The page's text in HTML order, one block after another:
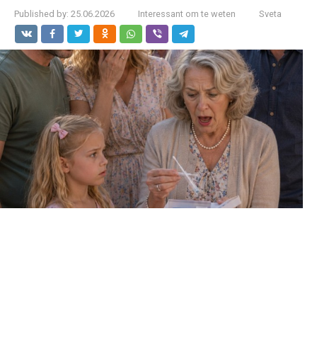
Published by: 25.06.2026 Interessant om te weten Sveta